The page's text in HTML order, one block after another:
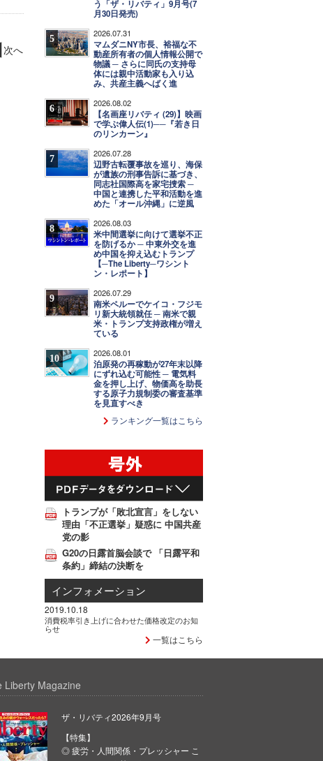
次へ
う「ザ・リバティ」9月号(7
月30日発売)
5 2026.07.31
マムダニNY市長、裕福な不
動産所有者の個人情報公開で
物議 ─ さらに同氏の支持母
体には親中活動家も入り込
み、共産主義へばく進
6 2026.08.02
【名画座リバティ (29)】映画
で学ぶ偉人伝(1)──『若き日
のリンカーン』
7 2026.07.28
辺野古転覆事故を巡り、海保
が遺族の刑事告訴に基づき、
同志社国際高を家宅捜索 ─
中国と連携した平和活動を進
めた「オール沖縄」に逆風
8 2026.08.03
米中間選挙に向けて選挙不正
を防げるか ─ 中東外交を進
め中国を抑え込むトランプ
【─The Liberty─ワシント
ン・レポート】
9 2026.07.29
南米ペルーでケイコ・フジモ
リ新大統領就任 ─ 南米で親
米・トランプ支持政権が増え
ている
10 2026.08.01
泊原発の再稼動が27年末以降
にずれ込む可能性 ─ 電気料
金を押し上げ、物価高を助長
する原子力規制委の審査基準
を見直すべき
ランキング一覧はこちら
トランプが「敗北宣言」をしない
理由「不正選挙」疑惑に 中国共産
党の影
G20の日露首脳会談で 「日露平和
条約」締結の決断を
インフォメーション
2019.10.18
消費税率引き上げに合わせた価格改定のお知
らせ
一覧はこちら
Liberty Magazine
ザ・リバティ2026年9月号
【特集】
◎ 疲労・人間関係・プレッシャー こ